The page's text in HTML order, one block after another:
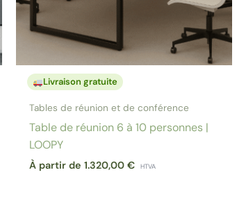
Livraison gratuite
Tables de réunion et de conférence
Table de réunion 6 à 10 personnes |
LOOPY
À partir de1.320,00€ HTVA